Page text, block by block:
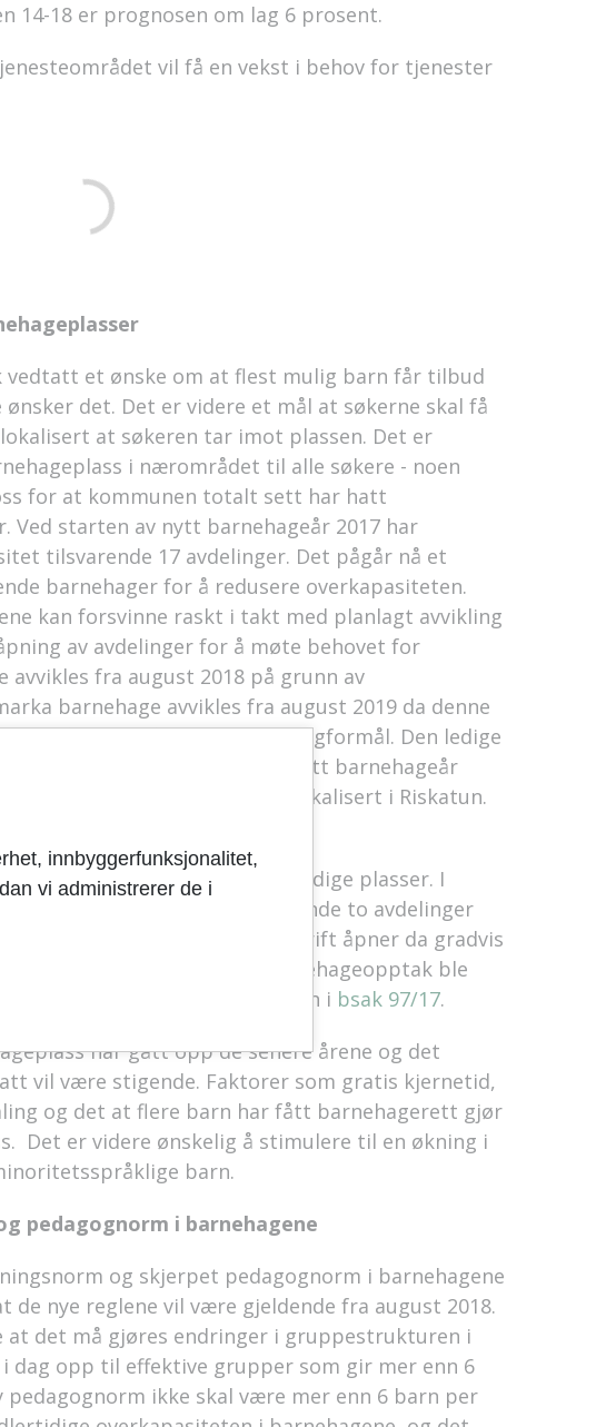
14-18 er prognosen om lag 6 prosent.
vil få en vekst i behov for tjenester
vedtatt et ønske om at flest mulig barn får tilbud
det. Det er videre et mål at søkerne skal få
at søkeren tar imot plassen. Det er
i nærområdet til alle søkere - noen
for at kommunen totalt sett har hatt
Ved starten av nytt barnehageår 2017 har
tilsvarende 17 avdelinger. Det pågår nå et
barnehager for å redusere overkapasiteten.
kan forsvinne raskt i takt med planlagt avvikling
av avdelinger for å møte behovet for
avvikles fra august 2018 på grunn av
barnehage avvikles fra august 2019 da denne
området er nå regulert til boligformål. Den ledige
å ligge på 5 avdelinger ved nytt barnehageår
42 private barnehageplasser lokalisert i Riskatun.
med løpende tildeling av ledige plasser. I
også lyses ut plasser tilsvarende to avdelinger
som i dag har redusert drift åpner da gradvis
Innføring av ekstra barnehageopptak ble
av barnehagebehovsplanen i bsak 97/17.
har gått opp de senere årene og det
vil være stigende. Faktorer som gratis kjernetid,
og det at flere barn har fått barnehagerett gjør
Det er videre ønskelig å stimulere til en økning i
barn.
pedagognorm i barnehagene
og skjerpet pedagognorm i barnehagene
de nye reglene vil være gjeldende fra august 2018.
at det må gjøres endringer i gruppestrukturen i
i dag opp til effektive grupper som gir mer enn 6
ikke skal være mer enn 6 barn per
innbyggerfunksjonalitet,
vi administrerer de i